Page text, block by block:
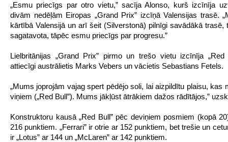
„Esmu priecīgs par otro vietu,” sacīja Alonso, kurš izcīnīja
divām nedēļām Eiropas „Grand Prix” izcīņā Valensijas trasē.
kārtībā Valensijā un arī šeit (Silverstonā) pilnīgi savādākā trasē,
sagatavota, tāpēc esmu priecīgs par progresu.”
Lielbritānijas „Grand Prix” pirmo un trešo vietu izcīnīja „Red
attiecīgi austrālietis Marks Vebers un vācietis Sebastians Fetels.
„Mums joprojām vajag spert pēdējo soli, lai aizpildītu plaisu, kas
viņiem („Red Bull”). Mums jākļūst ātrākiem dažos rādītājos,”
Konstruktoru kausā „Red Bull” pēc deviņiem posmiem (kopā
216 punktiem. „Ferrari” ir otrie ar 152 punktiem, bet trešie un
ir „Lotus” ar 144 un „McLaren” ar 142 punktiem.